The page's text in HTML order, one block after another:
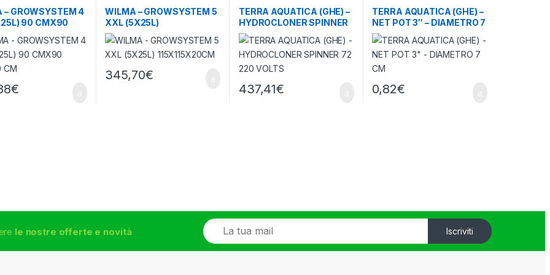
– GROWSYSTEM 4
90 CMX90
CM
€
WILMA – GROWSYSTEM 5
XXL (5X25L)
115X115X20CM
345,70€
TERRA AQUATICA (GHE) –
HYDROCLONER SPINNER
72 220 VOLTS
437,41€
TERRA AQUATICA (GHE) –
NET POT 3″ – DIAMETRO 7
CM
0,82€
le nostre offerte e novità
E
m
a
Iscriviti